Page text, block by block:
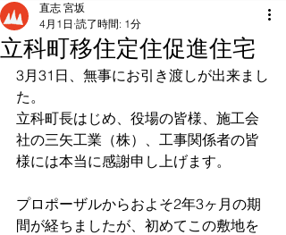
立科町移住定住促進住宅
直志 宮坂
4月1日 読了時間: 1分
3月31日、無事にお引き渡しが出来まし
た。
立科町長はじめ、役場の皆様、施工会
社の三矢工業（株）、工事関係者の皆
様には本当に感謝申し上げます。
プロポーザルからおよそ2年3ヶ月の期
間が経ちましたが、初めてこの敷地を